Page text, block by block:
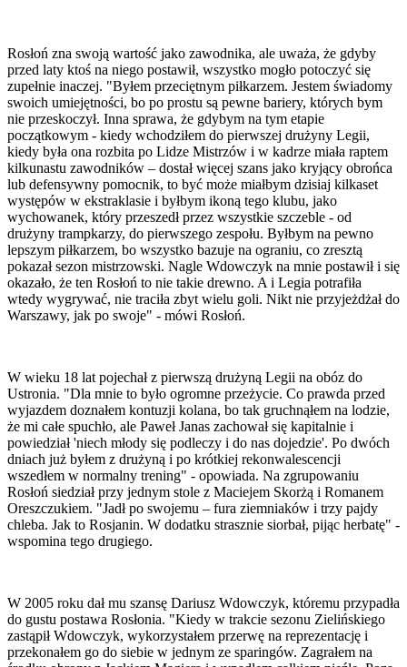
Rosłoń zna swoją wartość jako zawodnika, ale uważa, że gdyby
przed laty ktoś na niego postawił, wszystko mogło potoczyć się
zupełnie inaczej. "Byłem przeciętnym piłkarzem. Jestem świadomy
swoich umiejętności, bo po prostu są pewne bariery, których bym
nie przeskoczył. Inna sprawa, że gdybym na tym etapie
początkowym - kiedy wchodziłem do pierwszej drużyny Legii,
kiedy była ona rozbita po Lidze Mistrzów i w kadrze miała raptem
kilkunastu zawodników – dostał więcej szans jako kryjący obrońca
lub defensywny pomocnik, to być może miałbym dzisiaj kilkaset
występów w ekstraklasie i byłbym ikoną tego klubu, jako
wychowanek, który przeszedł przez wszystkie szczeble - od
drużyny trampkarzy, do pierwszego zespołu. Byłbym na pewno
lepszym piłkarzem, bo wszystko bazuje na ograniu, co zresztą
pokazał sezon mistrzowski. Nagle Wdowczyk na mnie postawił i się
okazało, że ten Rosłoń to nie takie drewno. A i Legia potrafiła
wtedy wygrywać, nie traciła zbyt wielu goli. Nikt nie przyjeżdżał do
Warszawy, jak po swoje" - mówi Rosłoń.
W wieku 18 lat pojechał z pierwszą drużyną Legii na obóz do
Ustronia. "Dla mnie to było ogromne przeżycie. Co prawda przed
wyjazdem doznałem kontuzji kolana, bo tak gruchnąłem na lodzie,
że mi całe spuchło, ale Paweł Janas zachował się kapitalnie i
powiedział 'niech młody się podleczy i do nas dojedzie'. Po dwóch
dniach już byłem z drużyną i po krótkiej rekonwalescencji
wszedłem w normalny trening" - opowiada. Na zgrupowaniu
Rosłoń siedział przy jednym stole z Maciejem Skorżą i Romanem
Oreszczukiem. "Jadł po swojemu – fura ziemniaków i trzy pajdy
chleba. Jak to Rosjanin. W dodatku strasznie siorbał, pijąc herbatę" -
wspomina tego drugiego.
W 2005 roku dał mu szansę Dariusz Wdowczyk, któremu przypadła
do gustu postawa Rosłonia. "Kiedy w trakcie sezonu Zielińskiego
zastąpił Wdowczyk, wykorzystałem przerwę na reprezentację i
przekonałem go do siebie w jednym ze sparingów. Zagrałem na